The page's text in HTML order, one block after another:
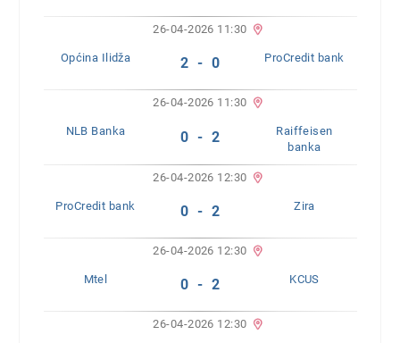
26-04-2026 11:30
Općina Ilidža 2 - 0 ProCredit bank
26-04-2026 11:30
NLB Banka 0 - 2
Raiffeisen
banka
26-04-2026 12:30
ProCredit bank 0 - 2 Zira
26-04-2026 12:30
Mtel 0 - 2 KCUS
26-04-2026 12:30